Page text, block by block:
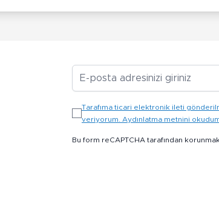
Tarafıma ticari elektronik ileti
veriyorum. Aydınlatma metnini
Bu form reCAPTCHA tarafından